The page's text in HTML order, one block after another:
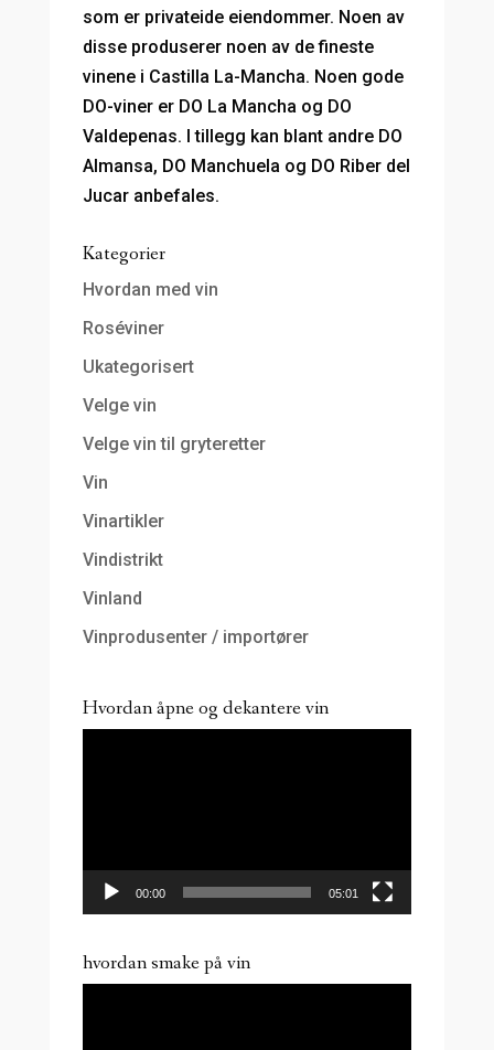
som er privateide eiendommer. Noen av
disse produserer noen av de fineste
vinene i Castilla La-Mancha. Noen gode
DO-viner er DO La Mancha og DO
Valdepenas. I tillegg kan blant andre DO
Almansa, DO Manchuela og DO Riber del
Jucar anbefales.
Kategorier
Hvordan med vin
Roséviner
Ukategorisert
Velge vin
Velge vin til gryteretter
Vin
Vinartikler
Vindistrikt
Vinland
Vinprodusenter / importører
Hvordan åpne og dekantere vin
00:00 05:01
hvordan smake på vin